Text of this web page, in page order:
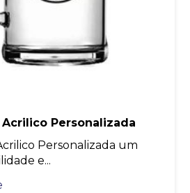
Personalizada
Personalizada um
e...